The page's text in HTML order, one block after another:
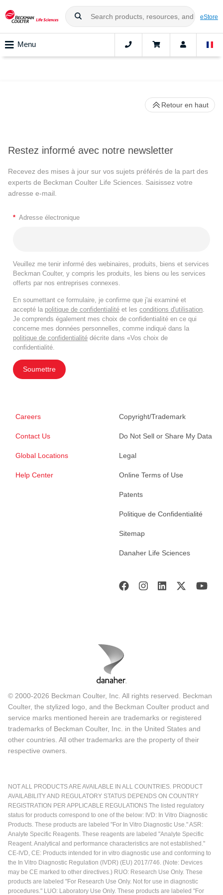
eStore
Menu
Restez informé avec notre newsletter
Recevez des mises à jour sur vos sujets préférés de la part des
experts de Beckman Coulter Life Sciences. Saisissez votre
adresse e-mail.
* Adresse électronique
Veuillez me tenir informé des webinaires, produits, biens et services
Beckman Coulter, y compris les produits, les biens ou les services
offerts par nos entreprises connexes.
En soumettant ce formulaire, je confirme que j'ai examiné et
accepté la politique de confidentialité et les conditions d'utilisation
Je comprends également mes choix de confidentialité en ce qui
concerne mes données personnelles, comme indiqué dans la
politique de confidentialité décrite dans «Vos choix de
confidentialité.
Soumettre
Careers
Contact Us
Global Locations
Help Center
Copyright/Trademark
Do Not Sell or Share My Data
Legal
Online Terms of Use
Patents
Politique de Confidentialité
Sitemap
Danaher Life Sciences
Retour en haut
© 2000-2026 Beckman Coulter, Inc. All rights reserved. Beckman
Coulter, the stylized logo, and the Beckman Coulter product and
service marks mentioned herein are trademarks or registered
trademarks of Beckman Coulter, Inc. in the United States and
other countries. All other trademarks are the property of their
respective owners.
NOT ALL PRODUCTS ARE AVAILABLE IN ALL COUNTRIES. PRODUCT
AVAILABILITY AND REGULATORY STATUS DEPENDS ON COUNTRY
REGISTRATION PER APPLICABLE REGULATIONS The listed regulatory
status for products correspond to one of the below: IVD: In Vitro Diagnostic
Products. These products are labeled "For In Vitro Diagnostic Use." ASR:
Analyte Specific Reagents. These reagents are labeled "Analyte Specific
Reagent. Analytical and performance characteristics are not established."
CE-IVD, CE: Products intended for in vitro diagnostic use and conforming to
the In Vitro Diagnostic Regulation (IVDR) (EU) 2017/746. (Note: Devices
may be CE marked to other directives.) RUO: Research Use Only. These
products are labeled "For Research Use Only. Not for use in diagnostic
procedures." LUO: Laboratory Use Only. These products are labeled "For